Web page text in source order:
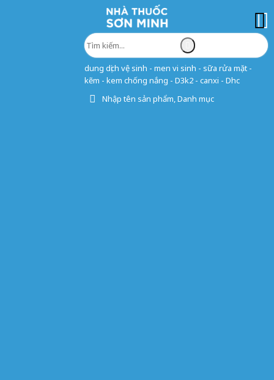
dung dịch vệ sinh - men vi sinh - sữa rửa mặt -
kẽm - kem chống nắng - D3k2 - canxi - Dhc
Nhập tên sản phẩm, Danh mục